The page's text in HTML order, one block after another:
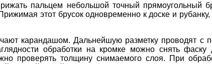
пальцем небольшой точный прямоугольный
этот брусок одновременно к доске и
карандашом. Дальнейшую разметку проводят с
обработки на кромке можно снять фаску
проверять толщину снимаемого слоя. При